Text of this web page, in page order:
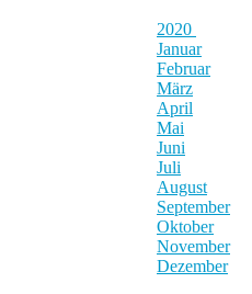
2020
Januar
Februar
März
April
Mai
Juni
Juli
August
September
Oktober
November
Dezember